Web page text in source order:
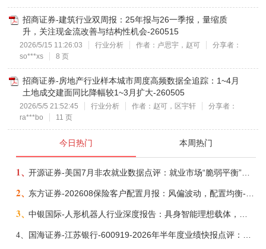
招商证券-建筑行业双周报：25年报与26一季报，量缩质
升，关注现金流改善与结构性机会-260515
2026/5/15 11:26:03 行业分析 作者：卢思宇，赵可
分享者：
so***xs
8 页
招商证券-房地产行业样本城市周度高频数据全追踪：1~4月
土地成交建面同比降幅较1~3月扩大-260505
2026/5/5 21:52:45 行业分析 作者：赵可，区宇轩
分享者：
ra***bo
11 页
今日热门 本周热门
1、 开源证券-美国7月非农就业数据点评：就业市场“脆弱平衡”，美联储加息动力并不高-260808
2、
3、
4、